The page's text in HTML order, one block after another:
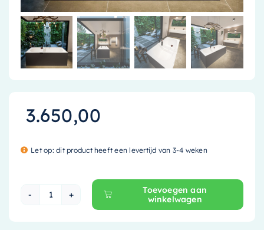
3.650,00
Let op: dit product heeft een levertijd van 3-4 weken
Mondiaz Vrijstaand bad Freeze - 180x85cm -
Toevoegen aan
winkelwagen